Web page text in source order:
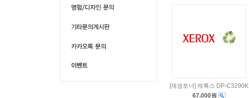
[재생토너] 제록스 DP-C3290K
67,000원